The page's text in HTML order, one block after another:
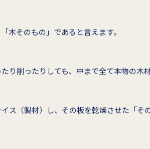
木そのもの」であると言えます。
り削ったりしても、中まで全て本物の木
ス（製材）し、その板を乾燥させた「そ